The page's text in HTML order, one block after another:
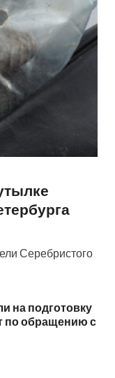
Серебристого
на подготовку
по обращению с